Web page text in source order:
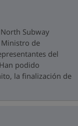
Subway
de
del
podido
la finalización de